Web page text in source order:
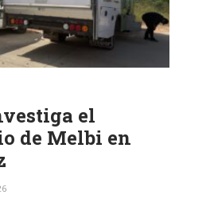
el
de Melbi en